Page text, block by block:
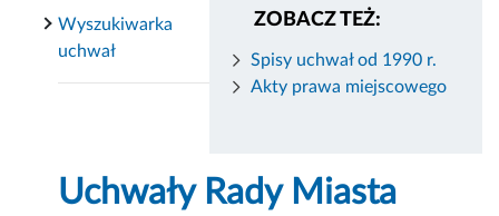
ZOBACZ TEŻ:
Spisy uchwał od 1990 r.
Akty prawa miejscowego
Wyszukiwarka
uchwał
Uchwały Rady Miasta